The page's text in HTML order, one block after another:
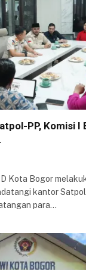
PP, Komisi I
Kota Bogor
kantor
para…